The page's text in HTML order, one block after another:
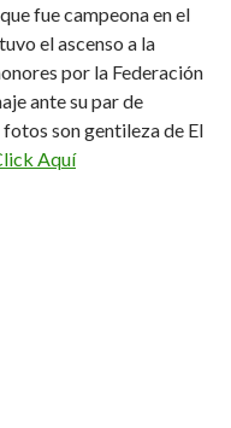
fue campeona en el
el ascenso a la
por la Federación
ante su par de
fotos son gentileza de El
Aquí